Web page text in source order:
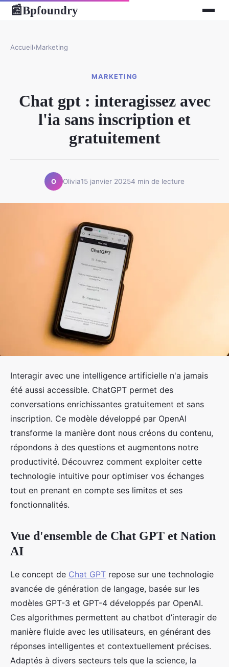
📰Bpfoundry
Accueil›Marketing
MARKETING
Chat gpt : interagissez avec
l'ia sans inscription et
gratuitement
O Olivia15 janvier 20254 min de lecture
Interagir avec une intelligence artificielle n'a jamais
été aussi accessible. ChatGPT permet des
conversations enrichissantes gratuitement et sans
inscription. Ce modèle développé par OpenAI
transforme la manière dont nous créons du contenu,
répondons à des questions et augmentons notre
productivité. Découvrez comment exploiter cette
technologie intuitive pour optimiser vos échanges
tout en prenant en compte ses limites et ses
fonctionnalités.
Vue d'ensemble de Chat GPT et Nation
AI
Le concept de Chat GPT repose sur une technologie
avancée de génération de langage, basée sur les
modèles GPT-3 et GPT-4 développés par OpenAI.
Ces algorithmes permettent au chatbot d’interagir de
manière fluide avec les utilisateurs, en générant des
réponses intelligentes et contextuellement précises.
Adaptés à divers secteurs tels que la science, la